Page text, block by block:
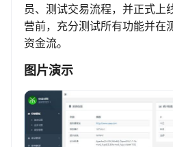
员、测试交易流程，并正式上
营前，充分测试所有功能并在
资金流。
图片演示